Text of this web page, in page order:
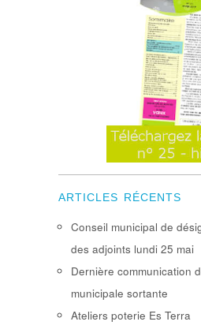
ARTICLES RÉCENTS
Conseil municipal de
des adjoints lundi 25 mai
Dernière communication
municipale sortante
Ateliers poterie Es Terra